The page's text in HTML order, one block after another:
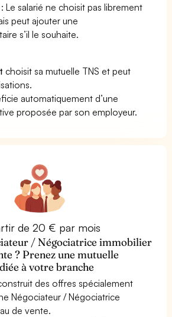
: Le salarié ne choisit pas librement
peut ajouter une
s’il le souhaite.
choisit sa mutuelle TNS et peut
automatiquement d’une
proposée par son employeur.
de 20 € par mois
/ Négociatrice immobilier
? Prenez une mutuelle
à votre branche
des offres spécialement
Négociateur / Négociatrice
de vente.